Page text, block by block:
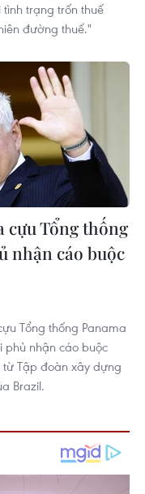
trạng trốn thuế
đường thuế."
cựu Tổng thống
nhận cáo buộc
Tổng thống Panama
phủ nhận cáo buộc
từ Tập đoàn xây dựng
Brazil.